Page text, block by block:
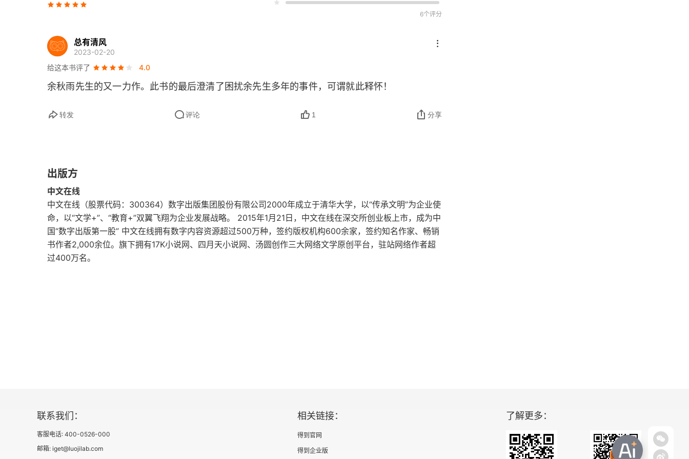
寻常威尼斯
哈维尔不后悔
哀希腊
人类还非常无知
第三辑 慢享至美
线的艺术——书法之美
戏中极品——昆曲之美
纯粹的生态文化——品鉴普洱茶
岁月之味
“石一歌”事件
6个评分
总有清风
2023-02-20
给这本书评了
4.0
余秋雨先生的又一力作。此书的最后澄清了困扰余先生多年的事件，可谓就此释怀！
转发 评论 1 分享
出版方
中文在线
中文在线（股票代码：300364）数字出版集团股份有限公司2000年成立于清华大学，以“传承文明”为企业使
命，以“文学+”、“教育+”双翼飞翔为企业发展战略。 2015年1月21日，中文在线在深交所创业板上市，成为中
国“数字出版第一股” 中文在线拥有数字内容资源超过500万种，签约版权机构600余家，签约知名作家、畅销
书作者2,000余位。旗下拥有17K小说网、四月天小说网、汤圆创作三大网络文学原创平台，驻站网络作者超
过400万名。
联系我们：
客服电话: 400-0526-000
邮箱: iget@luojilab.com
相关链接：
得到官网
得到企业版
了解更多：